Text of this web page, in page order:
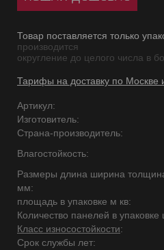
Товар поставляется только
производится
округление до целого числа в
Тарифы на доставку по Москве
Артикул:
Изготовитель:
Страна-производитель:
Влагостойкость:
Размеры длина ширина
мм:
площадь в упаковке м кв:
Количество панелей в упаковке
Класс износостойкости:
Срок службы лет: